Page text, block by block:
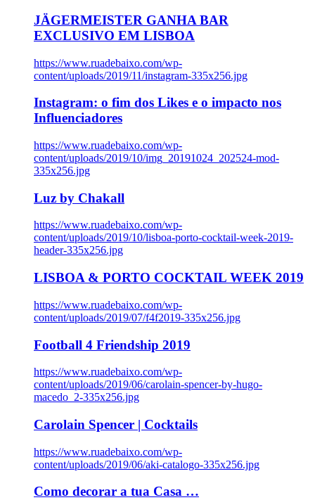
JÄGERMEISTER GANHA BAR
EXCLUSIVO EM LISBOA
https://www.ruadebaixo.com/wp-
content/uploads/2019/11/instagram-335x256.jpg
Instagram: o fim dos Likes e o impacto nos
Influenciadores
https://www.ruadebaixo.com/wp-
content/uploads/2019/10/img_20191024_202524-mod-
335x256.jpg
Luz by Chakall
https://www.ruadebaixo.com/wp-
content/uploads/2019/10/lisboa-porto-cocktail-week-2019-
header-335x256.jpg
LISBOA & PORTO COCKTAIL WEEK 2019
https://www.ruadebaixo.com/wp-
content/uploads/2019/07/f4f2019-335x256.jpg
Football 4 Friendship 2019
https://www.ruadebaixo.com/wp-
content/uploads/2019/06/carolain-spencer-by-hugo-
macedo_2-335x256.jpg
Carolain Spencer | Cocktails
https://www.ruadebaixo.com/wp-
content/uploads/2019/06/aki-catalogo-335x256.jpg
Como decorar a tua Casa …